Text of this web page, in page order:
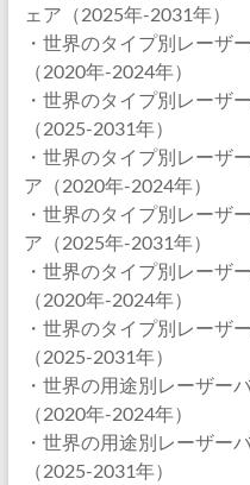
ェア（2025年-2031年）
・世界のタイプ別レーザ
（2020年-2024年）
・世界のタイプ別レーザ
（2025-2031年）
・世界のタイプ別レーザ
ア（2020年-2024年）
・世界のタイプ別レーザ
ア（2025年-2031年）
・世界のタイプ別レーザ
（2020年-2024年）
・世界のタイプ別レーザ
（2025-2031年）
・世界の用途別レーザー
（2020年-2024年）
・世界の用途別レーザー
（2025-2031年）